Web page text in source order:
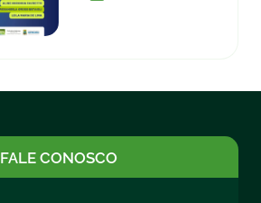
FALE CONOSCO